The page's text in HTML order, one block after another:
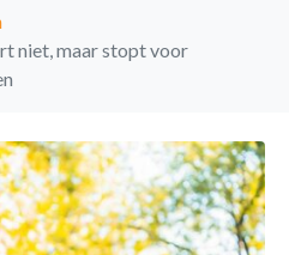
niet, maar stopt voor